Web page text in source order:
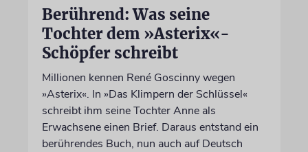
Berührend: Was seine
Tochter dem »Asterix«-
Schöpfer schreibt
Millionen kennen René Goscinny wegen
»Asterix«. In »Das Klimpern der Schlüssel«
schreibt ihm seine Tochter Anne als
Erwachsene einen Brief. Daraus entstand ein
berührendes Buch, nun auch auf Deutsch